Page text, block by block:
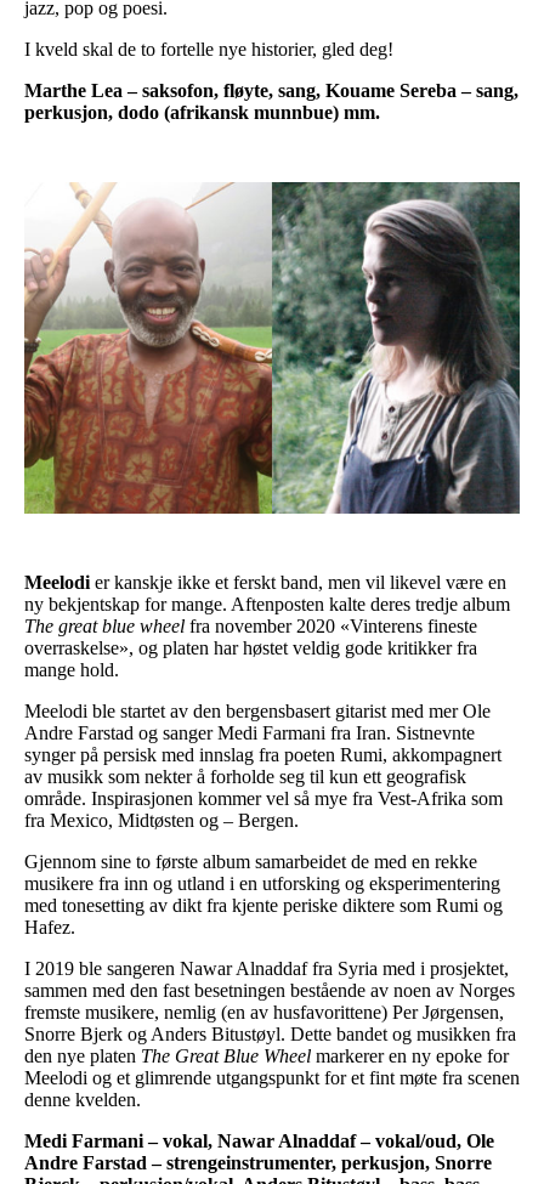
jazz, pop og poesi.
I kveld skal de to fortelle nye historier, gled deg!
Marthe Lea – saksofon, fløyte, sang, Kouame Sereba – sang,
perkusjon, dodo (afrikansk munnbue) mm.
Meelodi er kanskje ikke et ferskt band, men vil likevel være en
ny bekjentskap for mange. Aftenposten kalte deres tredje album
The great blue wheel fra november 2020 «Vinterens fineste
overraskelse», og platen har høstet veldig gode kritikker fra
mange hold.
Meelodi ble startet av den bergensbasert gitarist med mer Ole
Andre Farstad og sanger Medi Farmani fra Iran. Sistnevnte
synger på persisk med innslag fra poeten Rumi, akkompagnert
av musikk som nekter å forholde seg til kun ett geografisk
område. Inspirasjonen kommer vel så mye fra Vest-Afrika som
fra Mexico, Midtøsten og – Bergen.
Gjennom sine to første album samarbeidet de med en rekke
musikere fra inn og utland i en utforsking og eksperimentering
med tonesetting av dikt fra kjente periske diktere som Rumi og
Hafez.
I 2019 ble sangeren Nawar Alnaddaf fra Syria med i prosjektet,
sammen med den fast besetningen bestående av noen av Norges
fremste musikere, nemlig (en av husfavorittene) Per Jørgensen,
Snorre Bjerk og Anders Bitustøyl. Dette bandet og musikken fra
den nye platen The Great Blue Wheel markerer en ny epoke for
Meelodi og et glimrende utgangspunkt for et fint møte fra scenen
denne kvelden.
Medi Farmani – vokal, Nawar Alnaddaf – vokal/oud, Ole
Andre Farstad – strengeinstrumenter, perkusjon, Snorre